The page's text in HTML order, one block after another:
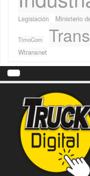
Legislación
Ministerio
TimoCom
Wtransnet